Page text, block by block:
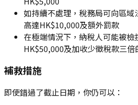
如持續不處理，稅務局可向區
高達HK$10,000及額外罰款
在極端情況下，納稅人可能被檢
HK$50,000及加收少徵稅款三倍
補救措施
即使錯過了截止日期，你仍可以：